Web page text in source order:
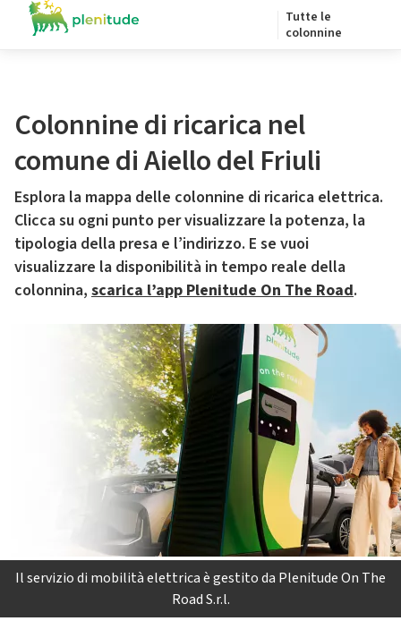
Tutte le
colonnine
Colonnine di ricarica nel
comune di Aiello del Friuli
Esplora la mappa delle colonnine di ricarica elettrica.
Clicca su ogni punto per visualizzare la potenza, la
tipologia della presa e l’indirizzo. E se vuoi
visualizzare la disponibilità in tempo reale della
colonnina, scarica l’app Plenitude On The Road.
Il servizio di mobilità elettrica è gestito da Plenitude On The
Road S.r.l.